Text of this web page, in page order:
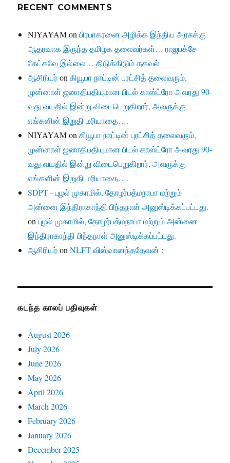
RECENT COMMENTS
NIYAYAMonபிரபாகரனை அழிக்க இந்திய அரசுக்கு
ஆதரவாக இருந்த தமிழக தலைவர்கள்… ராஜபக்சே
கேட்கவே இல்லை… திடுக்கிடும் தகவல்
ஆசிரியர்onகியூபா நாட்டின் புரட்சித் தலைவரும்,
முன்னாள் ஜனாதிபதியுமான பிடல் காஸ்ட்ரோ அவரது 90-
வது வயதில் இன்று விடைபெறுகிறார், அவருக்கு
எங்களின் இறுதி மரியாதை….
NIYAYAMonகியூபா நாட்டின் புரட்சித் தலைவரும்,
முன்னாள் ஜனாதிபதியுமான பிடல் காஸ்ட்ரோ அவரது 90-
வது வயதில் இன்று விடைபெறுகிறார், அவருக்கு
எங்களின் இறுதி மரியாதை….
SDPT - புழல் முகாமில், தோழர்பத்மநாபா மற்றும்
அன்னை இந்திராகாந்தி பிந்தநாள் அனுஸ்டிக்கப்பட்டது.
onபுழல் முகாமில், தோழர்பத்மநாபா மற்றும் அன்னை
இந்திராகாந்தி பிந்தநாள் அனுஸ்டிக்கப்பட்டது.
ஆசிரியர்onNLFT விஸ்வானந்ததேவன் :
கடந்த காலப் பதிவுகள்
August 2026
July 2026
June 2026
May 2026
April 2026
March 2026
February 2026
January 2026
December 2025